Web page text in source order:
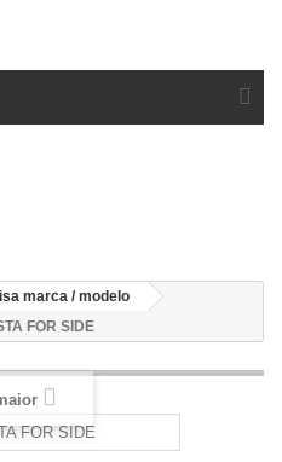
marca / modelo
FOR SIDE